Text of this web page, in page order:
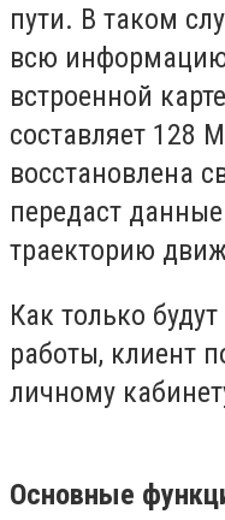
пути. В таком
всю
встроенной
составляет 128
восстановлена
передаст
траекторию
Как только
работы, клиент
личному
Основные